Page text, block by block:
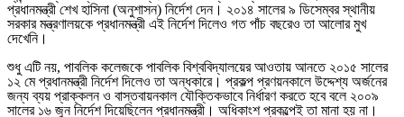
প্রধানমন্ত্রী শেখ হাসিনা (অনুশাসন) নির্দেশ দেন। ২০১৪ সালের ৯ ডিসেম্বর স্থানীয়
সরকার মন্ত্রণালয়কে প্রধানমন্ত্রী এই নির্দেশ দিলেও গত পাঁচ বছরেও তা আলোর মুখ
দেখেনি।
শুধু এটি নয়, পাবলিক কলেজকে পাবলিক বিশ্ববিদ্যালয়ের আওতায় আনতে ২০১৫ সালের
১২ মে প্রধানমন্ত্রী নির্দেশ দিলেও তা অন্ধকারে। প্রকল্প প্রণয়নকালে উদ্দেশ্য অর্জনের
জন্য ব্যয় প্রাক্কলন ও বাস্তবায়নকাল যৌক্তিকভাবে নির্ধারণ করতে হবে বলে ২০০৯
সালের ১৬ জুন নির্দেশ দিয়েছিলেন প্রধানমন্ত্রী। অধিকাংশ প্রকল্পেই তা মানা হয় না।